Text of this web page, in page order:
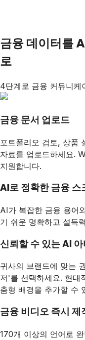
금융 데이터를
로
4단계로 금융 커뮤니케
금융 문서 업로드
포트폴리오 검토, 상품
자료를 업로드하세요.
지원합니다.
AI로 정확한 금융 스
AI가 복잡한 금융 용어
기 쉬운 명확하고 설득
신뢰할 수 있는 AI
귀사의 브랜드에 맞는
저'를 선택하세요. 현대
춤형 배경을 추가할 수
금융 비디오 즉시 제
170개 이상의 언어로